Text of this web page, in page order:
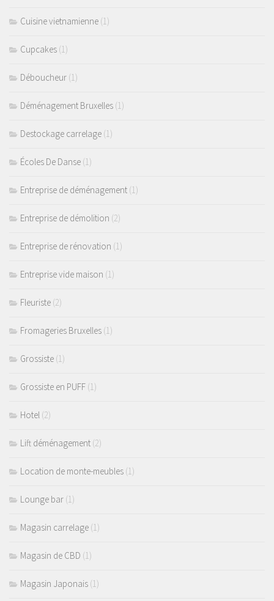
Cuisine vietnamienne (1)
Cupcakes (1)
Déboucheur (1)
Déménagement Bruxelles (1)
Destockage carrelage (1)
Écoles De Danse (1)
Entreprise de déménagement (1)
Entreprise de démolition (2)
Entreprise de rénovation (1)
Entreprise vide maison (1)
Fleuriste (2)
Fromageries Bruxelles (1)
Grossiste (1)
Grossiste en PUFF (1)
Hotel (2)
Lift déménagement (2)
Location de monte-meubles (1)
Lounge bar (1)
Magasin carrelage (1)
Magasin de CBD (1)
Magasin Japonais (1)